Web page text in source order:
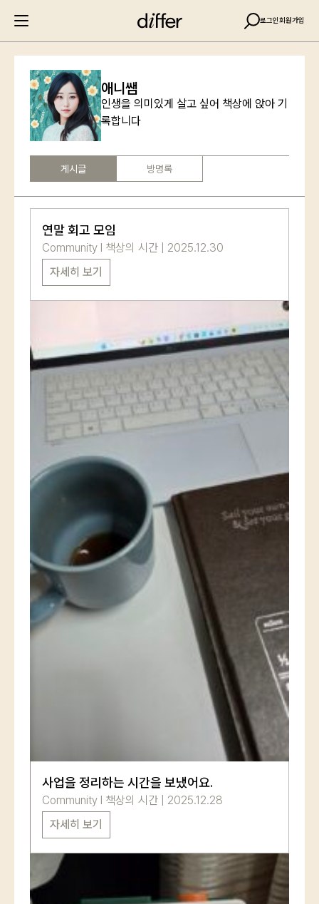
로그인회원가입
애니쌤
인생을 의미있게 살고 싶어 책상에 앉아 기
록합니다
게시글 방명록
연말 회고 모임
Community l 책상의 시간
2025.12.30
자세히 보기
사업을 정리하는 시간을 보냈어요.
Community l 책상의 시간
2025.12.28
자세히 보기